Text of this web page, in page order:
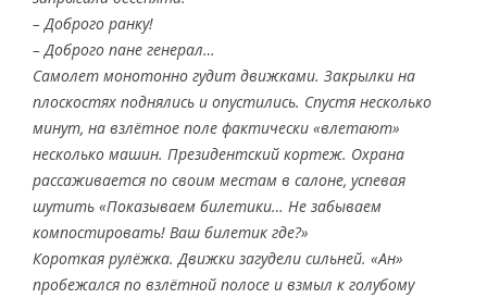
– Доброго ранку!
– Доброго пане генерал…
Самолет монотонно гудит движками. Закрылки на
плоскостях поднялись и опустились. Спустя несколько
минут, на взлётное поле фактически «влетают»
несколько машин. Президентский кортеж. Охрана
рассаживается по своим местам в салоне, успевая
шутить «Показываем билетики… Не забываем
компостировать! Ваш билетик где?»
Короткая рулёжка. Движки загудели сильней. «Ан»
пробежался по взлётной полосе и взмыл к голубому